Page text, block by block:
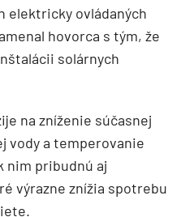
elektricky ovládaných
hovorca s tým, že
solárnych
na zníženie súčasnej
vody a temperovanie
nim pribudnú aj
výrazne znížia spotrebu